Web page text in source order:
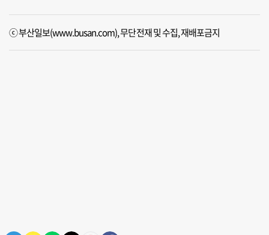
ⓒ 부산일보(www.busan.com), 무단전재 및 수집, 재배포금지